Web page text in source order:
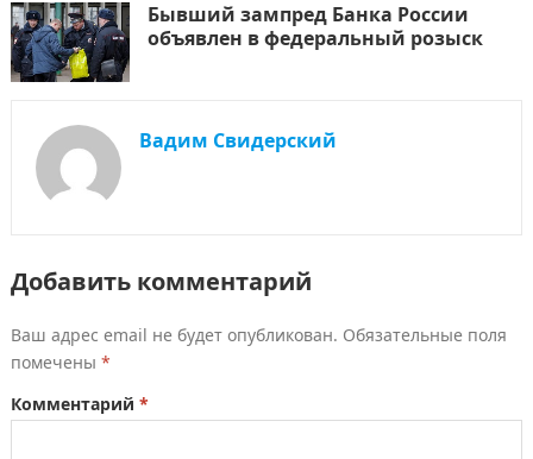
Бывший зампред Банка России
объявлен в федеральный розыск
Вадим Свидерский
Добавить комментарий
Ваш адрес email не будет опубликован. Обязательные поля
помечены *
Комментарий *